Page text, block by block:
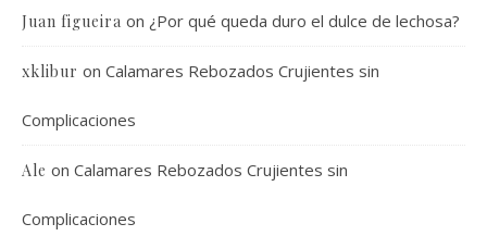
Juan figueira on ¿Por qué queda duro el dulce de lechosa?
xklibur on Calamares Rebozados Crujientes sin
Complicaciones
Ale on Calamares Rebozados Crujientes sin
Complicaciones